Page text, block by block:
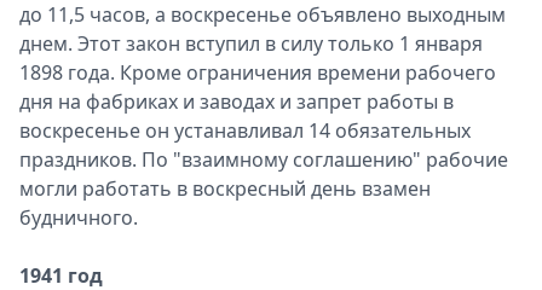
до 11,5 часов, а воскресенье объявлено выходным
днем. Этот закон вступил в силу только 1 января
1898 года. Кроме ограничения времени рабочего
дня на фабриках и заводах и запрет работы в
воскресенье он устанавливал 14 обязательных
праздников. По "взаимному соглашению" рабочие
могли работать в воскресный день взамен
будничного.
1941 год